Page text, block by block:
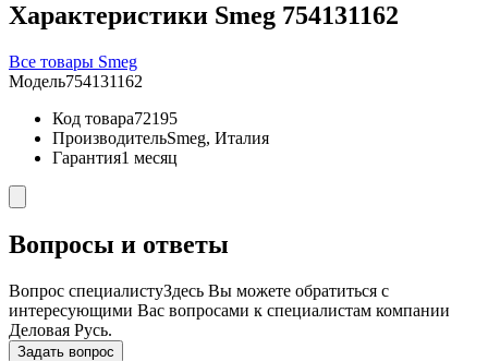
Характеристики Smeg 754131162
Все товары Smeg
Модель754131162
Код товара72195
ПроизводительSmeg, Италия
Гарантия1 месяц
Вопросы и ответы
Вопрос специалистуЗдесь Вы можете обратиться с
интересующими Вас вопросами к специалистам компании
Деловая Русь.
Задать вопрос